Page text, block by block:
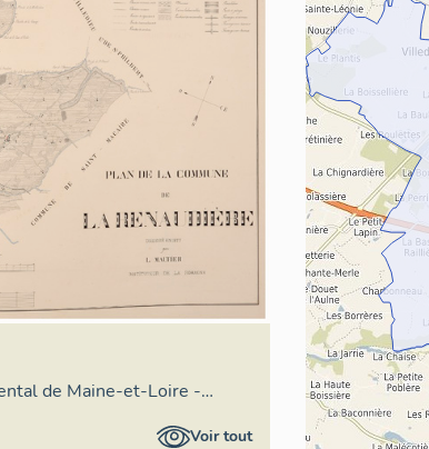
de Maine-et-Loire -
du patrimoine Voir tout